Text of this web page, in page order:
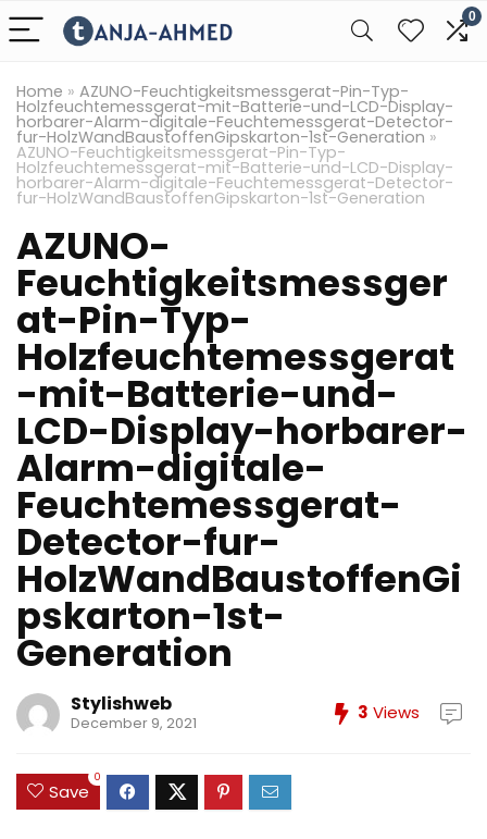
0
Home » AZUNO-Feuchtigkeitsmessgerat-Pin-Typ-
Holzfeuchtemessgerat-mit-Batterie-und-LCD-Display-
horbarer-Alarm-digitale-Feuchtemessgerat-Detector-
fur-HolzWandBaustoffenGipskarton-1st-Generation »
AZUNO-Feuchtigkeitsmessgerat-Pin-Typ-
Holzfeuchtemessgerat-mit-Batterie-und-LCD-Display-
horbarer-Alarm-digitale-Feuchtemessgerat-Detector-
fur-HolzWandBaustoffenGipskarton-1st-Generation
AZUNO-
Feuchtigkeitsmessger
at-Pin-Typ-
Holzfeuchtemessgerat
-mit-Batterie-und-
LCD-Display-horbarer-
Alarm-digitale-
Feuchtemessgerat-
Detector-fur-
HolzWandBaustoffenGi
pskarton-1st-
Generation
Stylishweb
December 9, 2021 3 Views
Save
0